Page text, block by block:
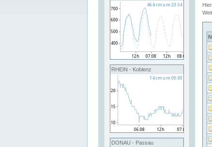
RHEIN - Koblenz
DONAU - Passau